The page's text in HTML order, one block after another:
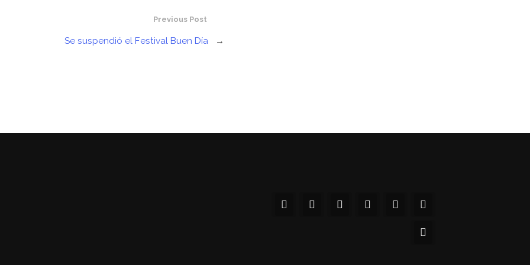
Previous Post
Se suspendió el Festival Buen Día →